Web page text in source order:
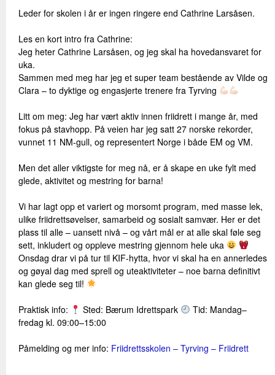
Leder for skolen i år er ingen ringere end Cathrine Larsåsen.
Les en kort intro fra Cathrine:
Jeg heter Cathrine Larsåsen, og jeg skal ha hovedansvaret for
uka.
Sammen med meg har jeg et super team bestående av Vilde og
Clara – to dyktige og engasjerte trenere fra Tyrving
Litt om meg: Jeg har vært aktiv innen friidrett i mange år, med
fokus på stavhopp. På veien har jeg satt 27 norske rekorder,
vunnet 11 NM-gull, og representert Norge i både EM og VM.
Men det aller viktigste for meg nå, er å skape en uke fylt med
glede, aktivitet og mestring for barna!
Vi har lagt opp et variert og morsomt program, med masse lek,
ulike friidrettsøvelser, samarbeid og sosialt samvær. Her er det
plass til alle – uansett nivå – og vårt mål er at alle skal føle seg
sett, inkludert og oppleve mestring gjennom hele uka
Onsdag drar vi på tur til KIF-hytta, hvor vi skal ha en annerledes
og gøyal dag med sprell og uteaktiviteter – noe barna definitivt
kan glede seg til!
Praktisk info: Sted: Bærum Idrettspark
Tid: Mandag–
fredag kl. 09:00–15:00
Påmelding og mer info: Friidrettsskolen – Tyrving – Friidrett